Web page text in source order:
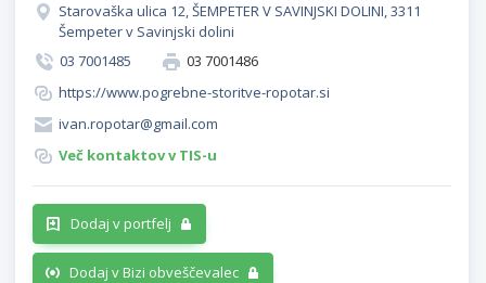
Starovaška ulica 12, ŠEMPETER V SAVINJSKI DOLINI, 3311
Šempeter v Savinjski dolini
03 7001485
03 7001486
https://www.pogrebne-storitve-ropotar.si
ivan.ropotar@gmail.com
Več kontaktov v TIS-u
Dodaj v portfelj
Dodaj v Bizi obveščevalec